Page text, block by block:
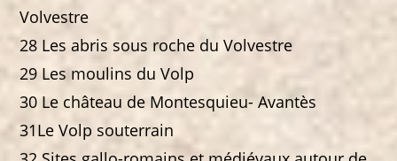
Volvestre
28 Les abris sous roche du Volvestre
29 Les moulins du Volp
30 Le château de Montesquieu- Avantès
31Le Volp souterrain